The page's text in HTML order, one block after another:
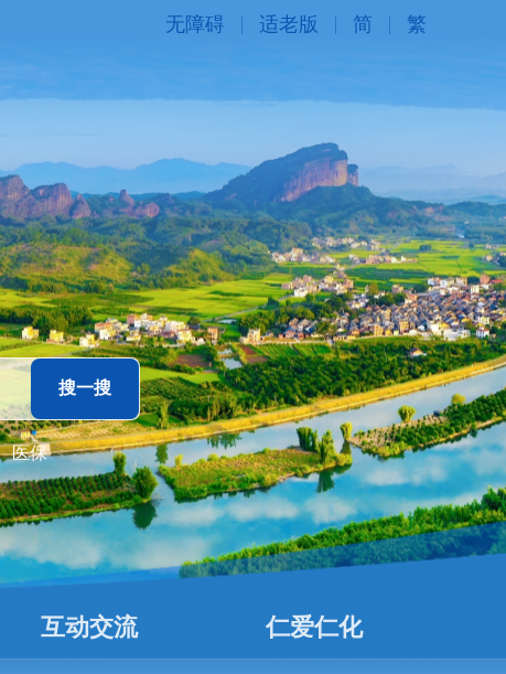
无障碍 适老版 简 繁
医保
互动交流 仁爱仁化